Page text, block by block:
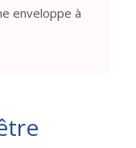
enveloppe à